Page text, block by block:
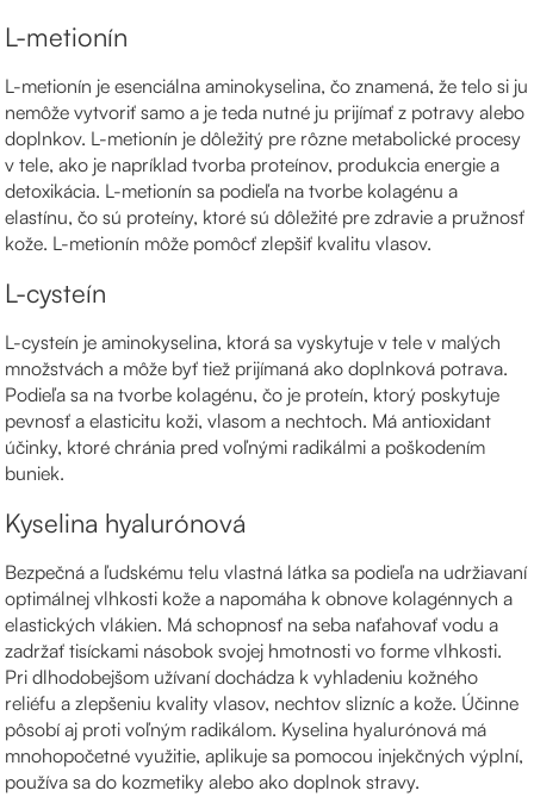
L-metionín
L-metionín je esenciálna aminokyselina, čo znamená, že telo si ju
nemôže vytvoriť samo a je teda nutné ju prijímať z potravy alebo
doplnkov. L-metionín je dôležitý pre rôzne metabolické procesy
v tele, ako je napríklad tvorba proteínov, produkcia energie a
detoxikácia. L-metionín sa podieľa na tvorbe kolagénu a
elastínu, čo sú proteíny, ktoré sú dôležité pre zdravie a pružnosť
kože. L-metionín môže pomôcť zlepšiť kvalitu vlasov.
L-cysteín
L-cysteín je aminokyselina, ktorá sa vyskytuje v tele v malých
množstvách a môže byť tiež prijímaná ako doplnková potrava.
Podieľa sa na tvorbe kolagénu, čo je proteín, ktorý poskytuje
pevnosť a elasticitu koži, vlasom a nechtoch. Má antioxidant
účinky, ktoré chránia pred voľnými radikálmi a poškodením
buniek.
Kyselina hyalurónová
Bezpečná a ľudskému telu vlastná látka sa podieľa na udržiavaní
optimálnej vlhkosti kože a napomáha k obnove kolagénnych a
elastických vlákien. Má schopnosť na seba naťahovať vodu a
zadržať tisíckami násobok svojej hmotnosti vo forme vlhkosti.
Pri dlhodobejšom užívaní dochádza k vyhladeniu kožného
reliéfu a zlepšeniu kvality vlasov, nechtov slizníc a kože. Účinne
pôsobí aj proti voľným radikálom. Kyselina hyalurónová má
mnohopočetné využitie, aplikuje sa pomocou injekčných výplní,
používa sa do kozmetiky alebo ako doplnok stravy.